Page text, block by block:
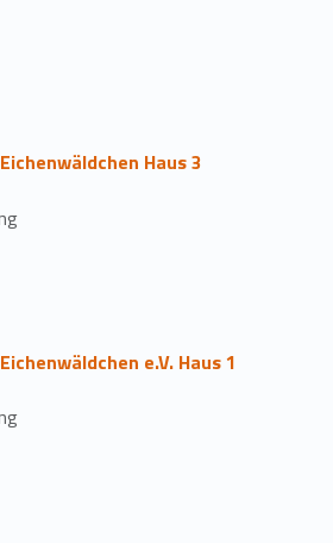
Haus 3
e.V. Haus 1